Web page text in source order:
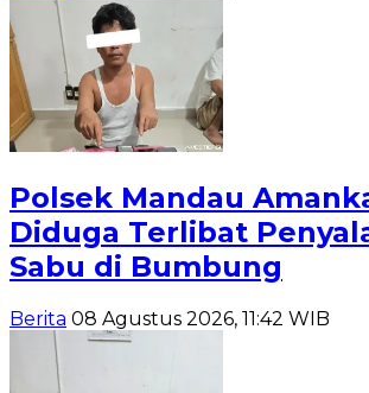
Polsek Mandau
Diduga Terlibat
Sabu di Bumbung
Berita 08 Agustus 2026, 11:42 WIB